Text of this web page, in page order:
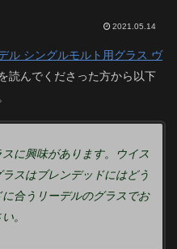
2021.05.14
ル シングルモルト用グラス ヴ
読んでくださった方から以下
に興味があります。ウイス
スはブレンデッドにはどう
合うリーデルのグラスでお
。